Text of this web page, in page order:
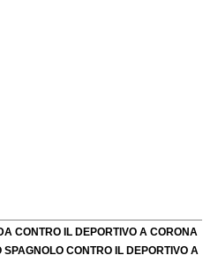
CONTRO IL DEPORTIVO A CORONA
CONTRO IL DEPORTIVO A